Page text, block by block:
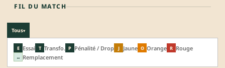
FIL DU MATCH
Tous▾
E Essai T Transfo. P Pénalité / Drop J Jaune O Orange R Rouge
↔ Remplacement